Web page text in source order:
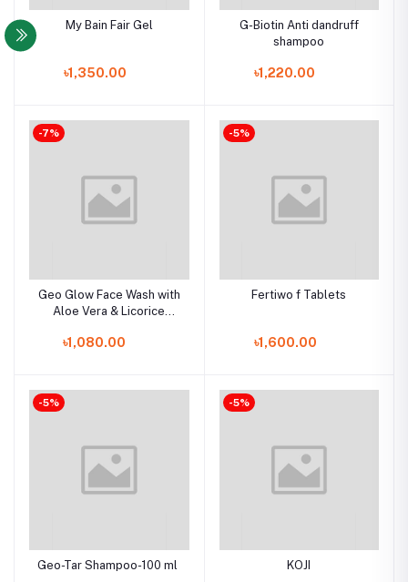
My Bain Fair Gel
৳1,350.00
G-Biotin Anti dandruff
shampoo
৳1,220.00
-7%
Geo Glow Face Wash with
Aloe Vera & Licorice
Hydration and Tone
৳1,080.00
-5%
Fertiwo f Tablets
৳1,600.00
-5%
Geo-Tar Shampoo-100 ml
-5%
KOJI